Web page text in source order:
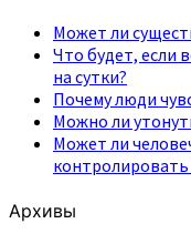
Может ли
Что будет, если
на сутки?
Почему люди
Можно ли
Может ли
Архивы